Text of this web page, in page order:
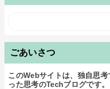
ごあいさつ
このWebサイトは、独自思
った思考のTechブログです。